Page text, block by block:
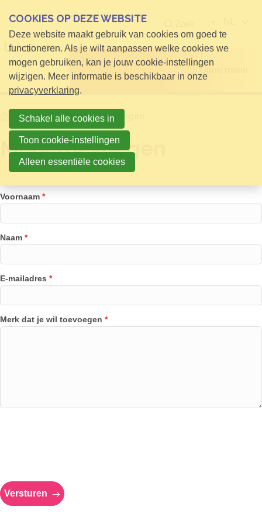
Open menu
HomeLeden Merk toevoegen
Merk toevoegen
Voornaam *
Naam *
E-mailadres *
Merk dat je wil toevoegen *
Versturen
COOKIES OP DEZE WEBSITE
Deze website maakt gebruik van cookies om goed te
functioneren. Als je wilt aanpassen welke cookies we
mogen gebruiken, kan je jouw cookie-instellingen
wijzigen. Meer informatie is beschikbaar in onze
privacyverklaring.
Schakel alle cookies in
Toon cookie-instellingen
Alleen essentiële cookies